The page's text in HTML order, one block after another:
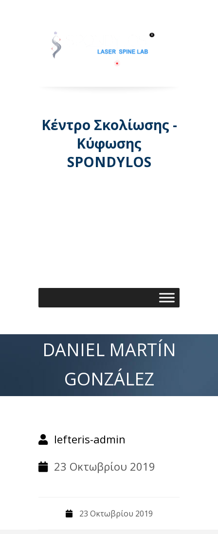
Κέντρο Σκολίωσης -
Κύφωσης
SPONDYLOS
DANIEL MARTÍN
GONZÁLEZ
lefteris-admin
23 Οκτωβρίου 2019
23 Οκτωβρίου 2019